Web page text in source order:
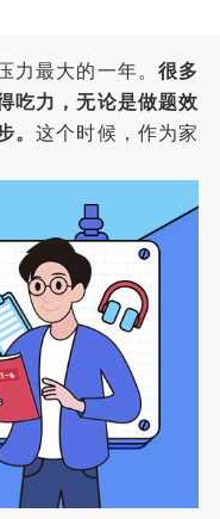
最大的一年。很多
吃力，无论是做题效
。 这个时候，作为家